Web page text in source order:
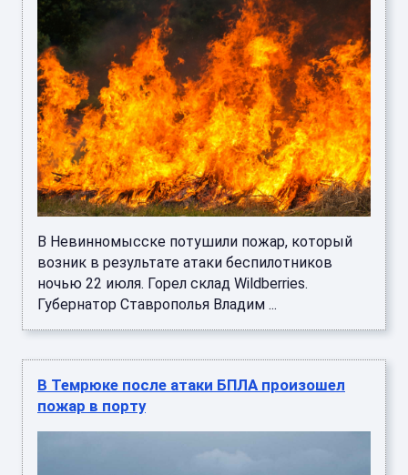
В Невинномысске потушили пожар, который
возник в результате атаки беспилотников
ночью 22 июля. Горел склад Wildberries.
Губернатор Ставрополья Владим ...
В Темрюке после атаки БПЛА произошел
пожар в порту